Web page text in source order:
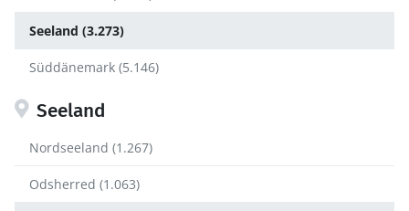
Seeland (3.273)
Süddänemark (5.146)
Seeland
Nordseeland (1.267)
Odsherred (1.063)